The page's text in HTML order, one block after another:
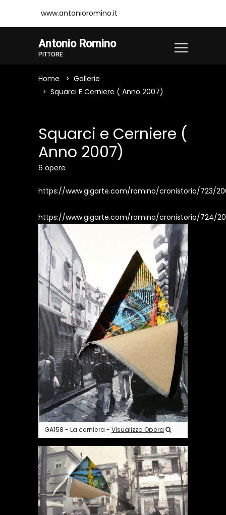
www.antonioromino.it
Antonio Romino
PITTORE
Home
Gallerie
Squarci E Cerniere ( Anno 2007)
GA158 - La cerniera - Visualizza Opera
Squarci e Cerniere (
Anno 2007)
6 opere
https://www.gigarte.com/romino/cronistoria/723/
https://www.gigarte.com/romino/cronistoria/724/